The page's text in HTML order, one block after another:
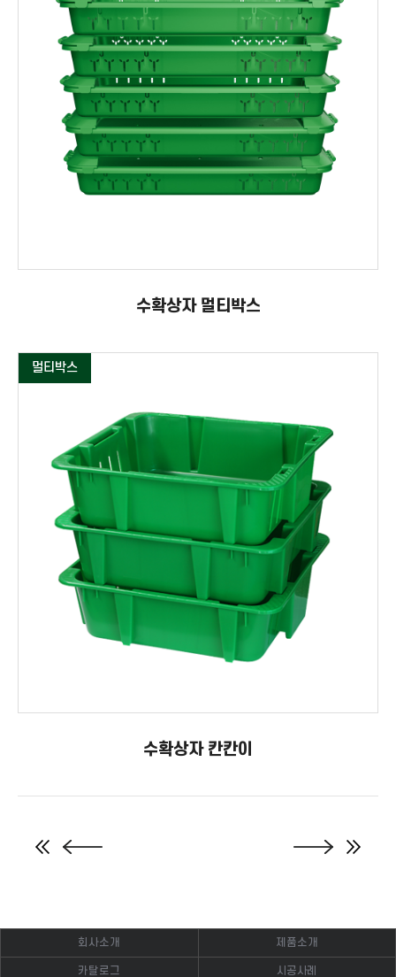
수확상자 멀티박스
멀티박스
수확상자 칸칸이
회사소개 제품소개
카탈로그 시공사례